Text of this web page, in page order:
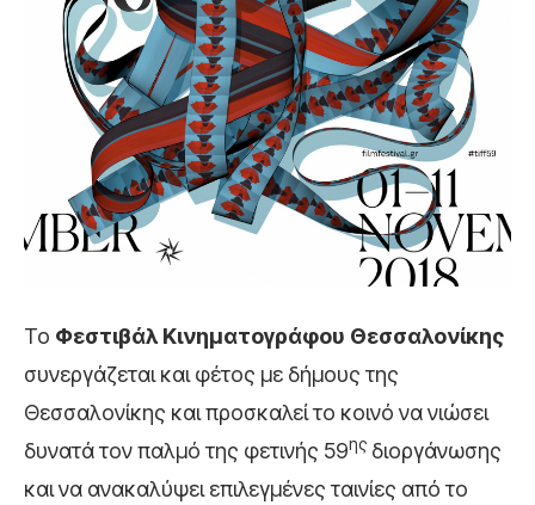
Το Φεστιβάλ Κινηματογράφου Θεσσαλονίκης
συνεργάζεται και φέτος με δήμους της
Θεσσαλονίκης και προσκαλεί το κοινό να νιώσει
δυνατά τον παλμό της φετινής 59ης διοργάνωσης
και να ανακαλύψει επιλεγμένες ταινίες από το